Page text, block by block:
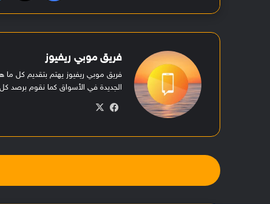
فريق موبي ريفيوز
فريق موبي ريفيوز يهتم بتقديم كل
الجديدة في الأسواق كما نقوم برصد
في
وك